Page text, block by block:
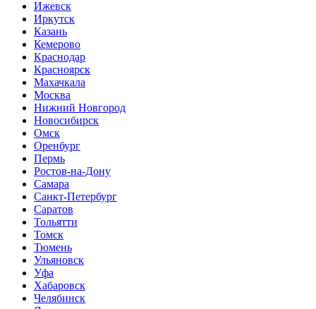
Ижевск
Иркутск
Казань
Кемерово
Краснодар
Красноярск
Махачкала
Москва
Нижний Новгород
Новосибирск
Омск
Оренбург
Пермь
Ростов-на-Дону
Самара
Санкт-Петербург
Саратов
Тольятти
Томск
Тюмень
Ульяновск
Уфа
Хабаровск
Челябинск